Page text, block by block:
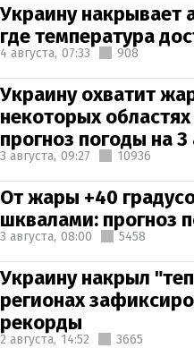
Украину накрывает
где температура
4 августа, 07:33 908
Украину охватит
некоторых
прогноз погоды на 3
3 августа, 09:27 10936
От жары +40
шквалами: прогноз
3 августа, 08:00 5458
Украину накрыл
регионах
рекорды
2 августа, 14:52 3665